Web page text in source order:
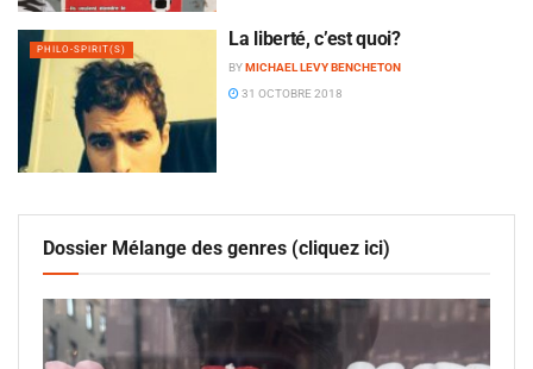
PHILO-SPIRIT(S) La liberté, c’est quoi?
BYMICHAEL LEVY BENCHETON
31 OCTOBRE 2018
Dossier Mélange des genres (cliquez ici)